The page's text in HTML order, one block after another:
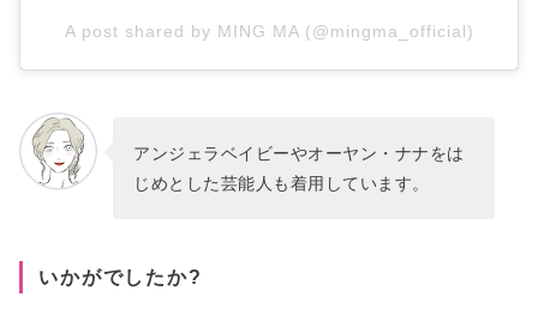
A post shared by MING MA (@mingma_official)
アンジェラベイビーやオーヤン・ナナをは
じめとした芸能人も着用しています。
いかがでしたか?